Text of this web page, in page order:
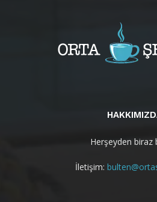
Herşeyden biraz
İletişim: